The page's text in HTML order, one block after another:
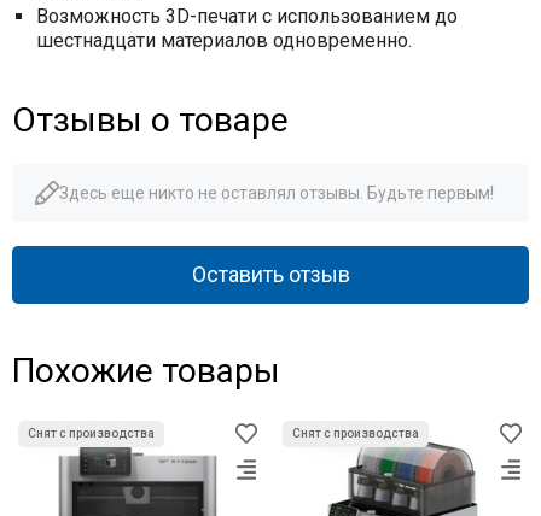
Возможность 3D-печати с использованием до
шестнадцати материалов одновременно.
Отзывы о товаре
Здесь еще никто не оставлял отзывы. Будьте первым!
Оставить отзыв
Похожие товары
Снят с производства Снят с производства